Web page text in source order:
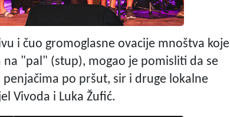
i čuo gromoglasne ovacije mnoštva koje
"pal" (stup), mogao je pomisliti da se
po pršut, sir i druge lokalne
Vivoda i Luka Žufić.